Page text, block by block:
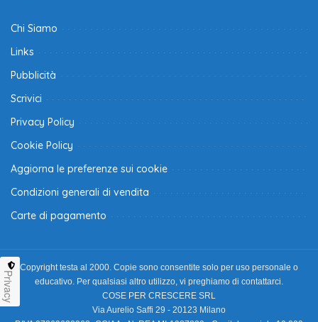
Chi Siamo
Links
Pubblicità
Scrivici
Privacy Policy
Cookie Policy
Aggiorna le preferenze sui cookie
Condizioni generali di vendita
Carte di pagamento
Copyright testa al 2000. Copie sono consentite solo per uso personale o
educativo. Per qualsiasi altro utilizzo, vi preghiamo di contattarci.
COSE PER CRESCERE SRL
Via Aurelio Saffi 29 - 20123 Milano
Privacy